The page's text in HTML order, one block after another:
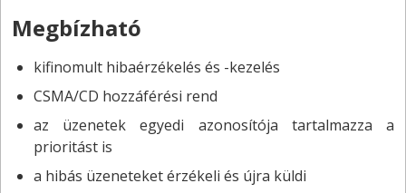
Megbízható
kifinomult hibaérzékelés és -kezelés
CSMA/CD hozzáférési rend
az üzenetek egyedi azonosítója tartalmazza a
prioritást is
a hibás üzeneteket érzékeli és újra küldi